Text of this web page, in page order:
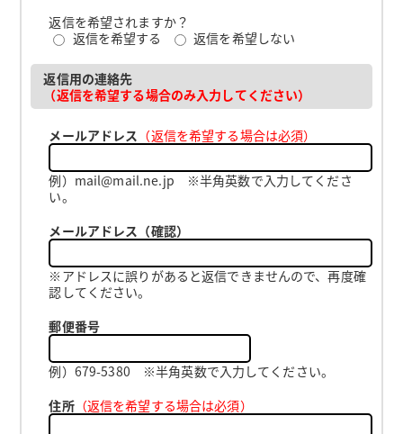
返信を希望されますか？
返信を希望する
返信を希望しない
返信用の連絡先
（返信を希望する場合のみ入力してください）
メールアドレス （返信を希望する場合は必須）
例）mail@mail.ne.jp ※半角英数で入力してくださ
い。
メールアドレス（確認）
※アドレスに誤りがあると返信できませんので、再度確
認してください。
郵便番号
例）679-5380 ※半角英数で入力してください。
住所（返信を希望する場合は必須）